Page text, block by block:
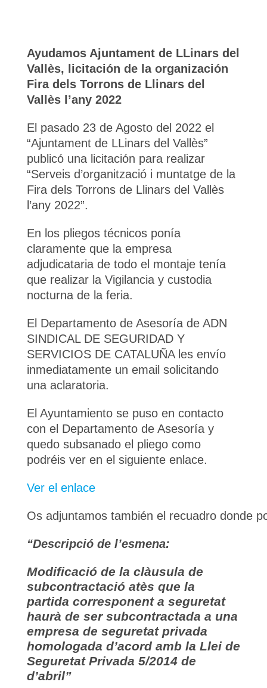
Ayudamos Ajuntament de LLinars del
Vallès, licitación de la organización
Fira dels Torrons de Llinars del
Vallès l’any 2022
El pasado 23 de Agosto del 2022 el
“Ajuntament de LLinars del Vallès”
publicó una licitación para realizar
“Serveis d’organització i muntatge de la
Fira dels Torrons de Llinars del Vallès
l’any 2022”.
En los pliegos técnicos ponía
claramente que la empresa
adjudicataria de todo el montaje tenía
que realizar la Vigilancia y custodia
nocturna de la feria.
El Departamento de Asesoría de ADN
SINDICAL DE SEGURIDAD Y
SERVICIOS DE CATALUÑA les envío
inmediatamente un email solicitando
una aclaratoria.
El Ayuntamiento se puso en contacto
con el Departamento de Asesoría y
quedo subsanado el pliego como
podréis ver en el siguiente enlace.
Ver el enlace
Os adjuntamos también el recuadro donde
“Descripció de l’esmena:
Modificació de la clàusula de
subcontractació atès que la
partida corresponent a seguretat
haurà de ser subcontractada a una
empresa de seguretat privada
homologada d’acord amb la Llei de
Seguretat Privada 5/2014 de
d’abril”